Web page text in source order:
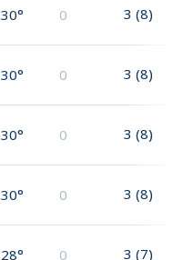
30° 0 3 (8)
30° 0 3 (8)
30° 0 3 (8)
30° 0 3 (8)
28° 0 3 (7)